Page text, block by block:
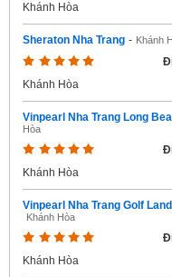
Khánh Hòa
Sheraton Nha Trang - Khánh
Khánh Hòa
Vinpearl Nha Trang Long
Hòa
Khánh Hòa
Vinpearl Nha Trang Golf
Khánh Hòa
Khánh Hòa